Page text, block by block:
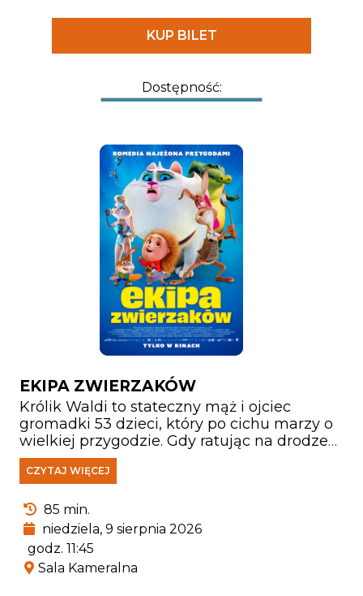
poszukujących ich rodziców. Wspólna wędrówka
okaże się czymś więcej niż tylko wyprawą pełną
przygód. Czy góra da im to, czego naprawdę
KUP BILET
Dostępność:
EKIPA ZWIERZAKÓW
Królik Waldi to stateczny mąż i ojciec
gromadki 53 dzieci, który po cichu marzy o
wielkiej przygodzie. Gdy ratując na drodze
małą jeżyczkę Helę doznaje kontuzji głowy,
zaczyna wierzyć, że jest hrabią
wybawcą księżniczek. Przekonany, że świat
pełen jest czekających go wyzwań, porzuca
rodzinne strony, by walczyć ze złem i nieść
pomoc słabszym.
CZYTAJ WIĘCEJ
85 min.
niedziela, 9 sierpnia 2026
godz. 11:45
Sala Kameralna